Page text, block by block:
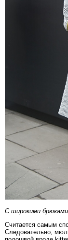
С широкими
Считается самым
Следовательно,